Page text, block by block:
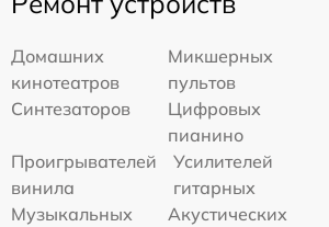
Домашних
кинотеатров
Микшерных
пультов
Синтезаторов
Цифровых
пианино
Проигрывателей
винила
Усилителей
гитарных
Музыкальных
Акустических